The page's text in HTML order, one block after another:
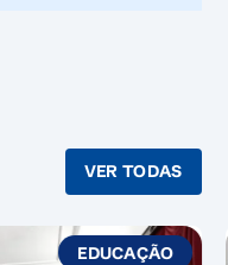
VER TODAS
EDUCAÇÃO